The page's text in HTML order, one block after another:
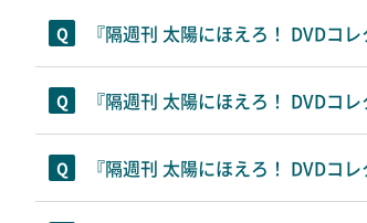
『隔週刊 太陽にほえろ！ DVDコ
『隔週刊 太陽にほえろ！ DVDコ
『隔週刊 太陽にほえろ！ DVDコ